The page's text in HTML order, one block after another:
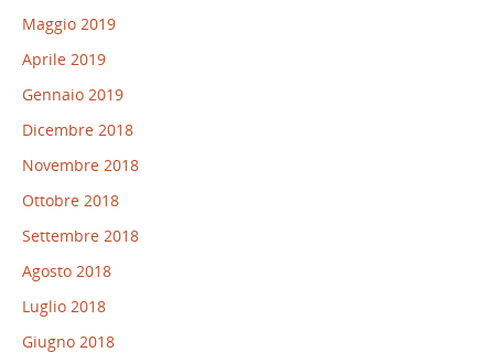
Maggio 2019
Aprile 2019
Gennaio 2019
Dicembre 2018
Novembre 2018
Ottobre 2018
Settembre 2018
Agosto 2018
Luglio 2018
Giugno 2018